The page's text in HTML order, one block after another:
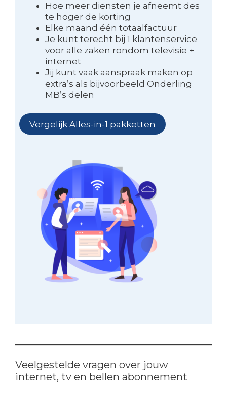
Hoe meer diensten je afneemt des
te hoger de korting
Elke maand één totaalfactuur
Je kunt terecht bij 1 klantenservice
voor alle zaken rondom televisie +
internet
Jij kunt vaak aanspraak maken op
extra’s als bijvoorbeeld Onderling
MB’s delen
Vergelijk Alles-in-1 pakketten
Veelgestelde vragen over jouw
internet, tv en bellen abonnement